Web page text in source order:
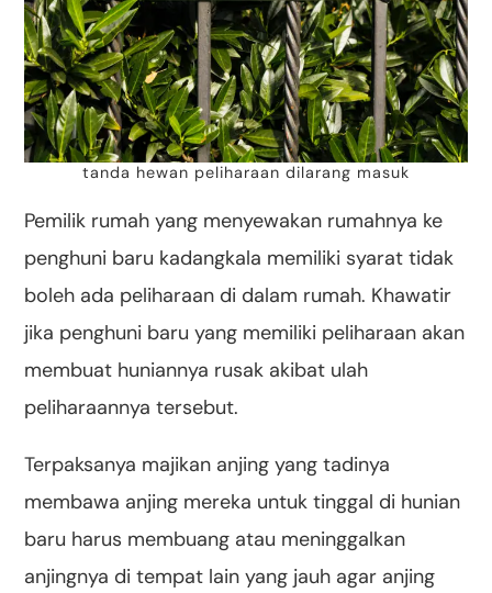
tanda hewan peliharaan dilarang masuk
Pemilik rumah yang menyewakan rumahnya ke
penghuni baru kadangkala memiliki syarat tidak
boleh ada peliharaan di dalam rumah. Khawatir
jika penghuni baru yang memiliki peliharaan akan
membuat huniannya rusak akibat ulah
peliharaannya tersebut.
Terpaksanya majikan anjing yang tadinya
membawa anjing mereka untuk tinggal di hunian
baru harus membuang atau meninggalkan
anjingnya di tempat lain yang jauh agar anjing